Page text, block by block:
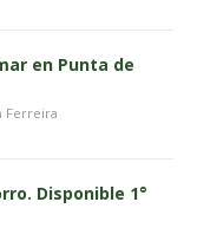
en Punta de
Ferreira
Disponible 1°